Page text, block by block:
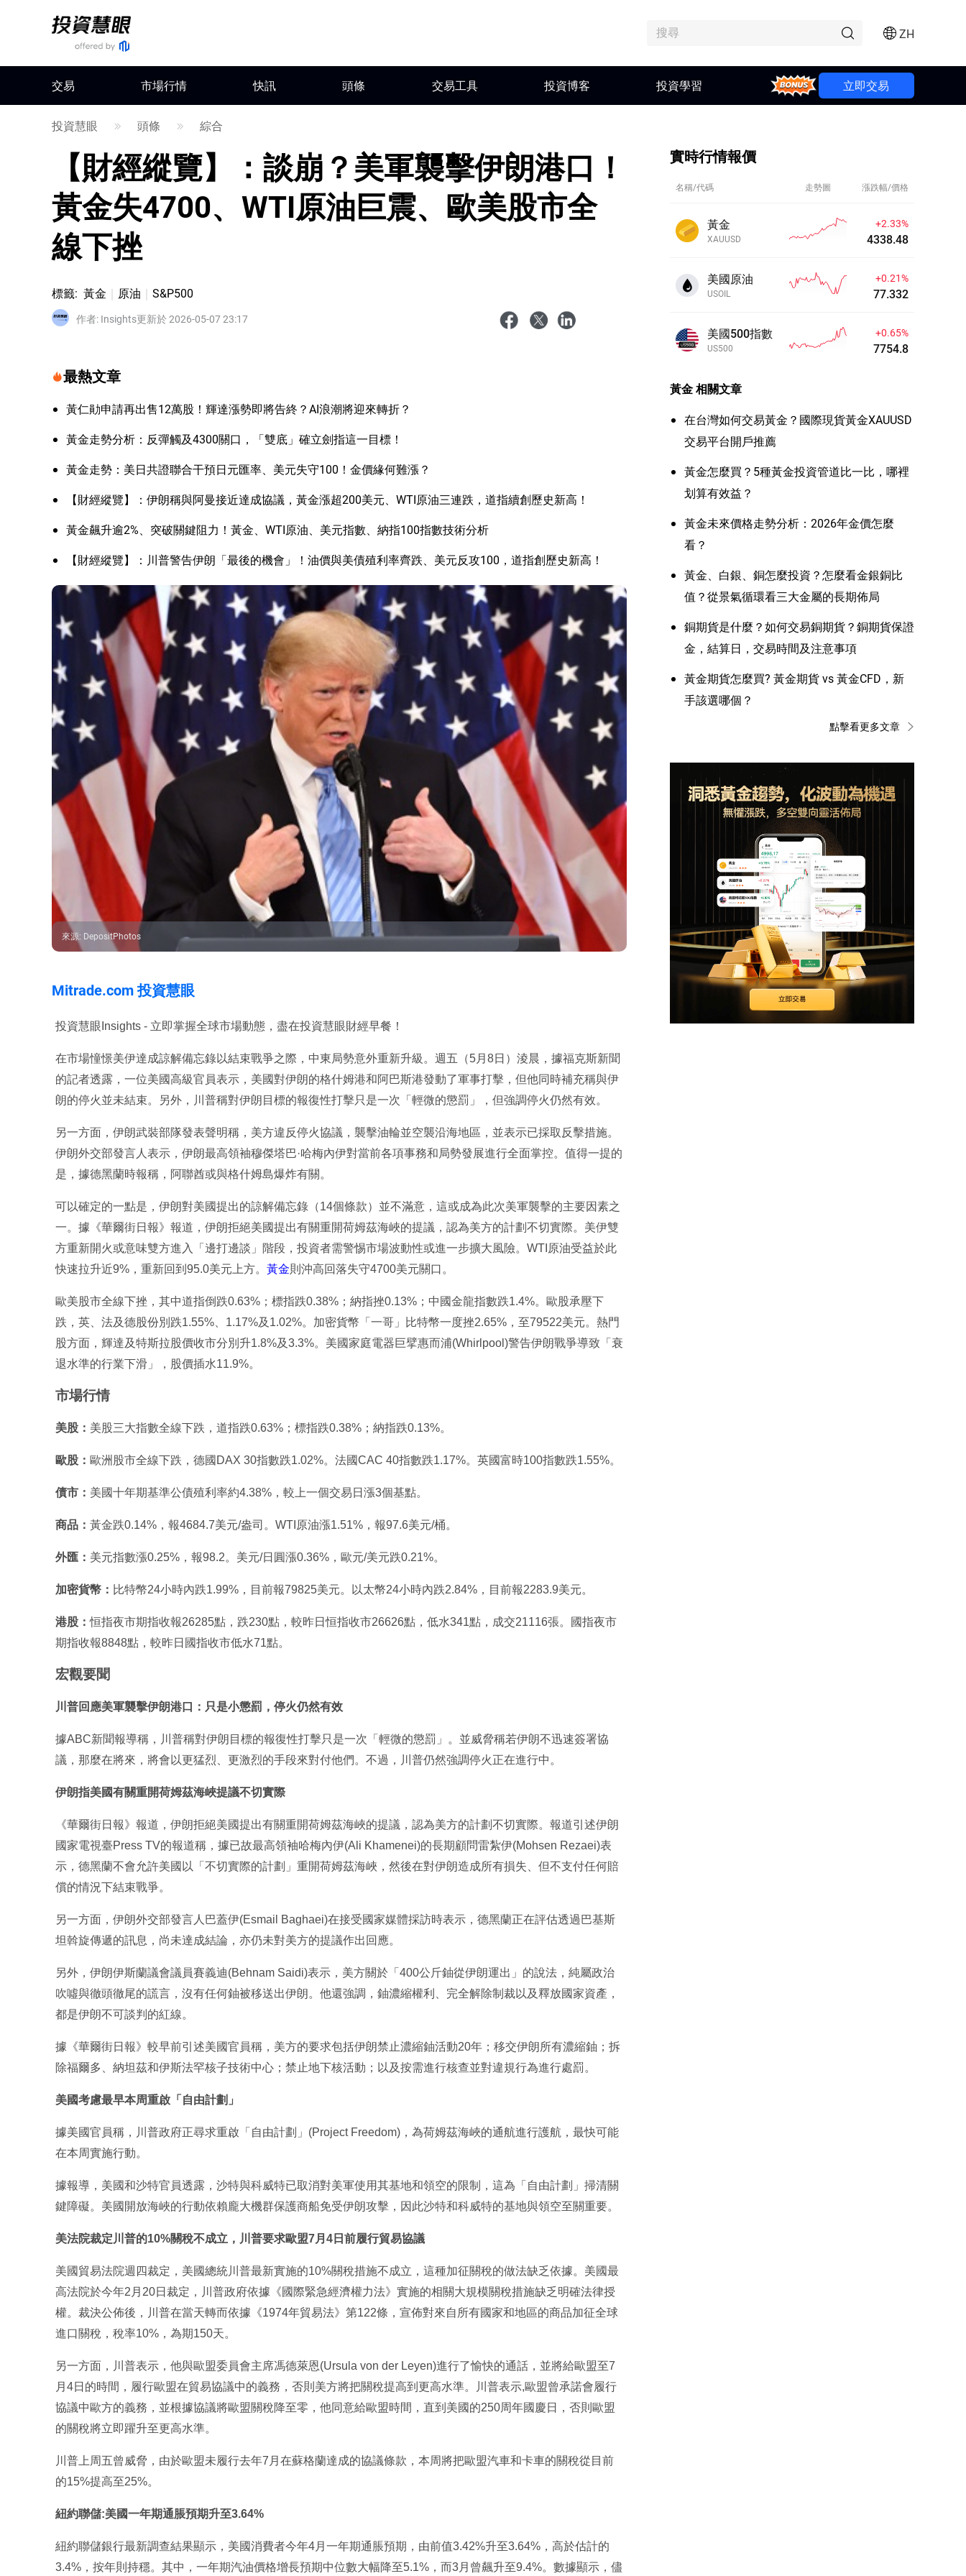
ZH
交易 市場行情 快訊 頭條 交易工具 投資博客 投資學習 Bonus 立即交易
投資慧眼 頭條 綜合
【財經縱覽】：談崩？美軍襲擊伊朗港口！
黃金失4700、WTI原油巨震、歐美股市全
線下挫
標籤: 黃金 原油 S&P500
作者: Insights更新於 2026-05-07 23:17
最熱文章
黃仁勛申請再出售12萬股！輝達漲勢即將告終？AI浪潮將迎來轉折？
黃金走勢分析：反彈觸及4300關口，「雙底」確立劍指這一目標！
黃金走勢：美日共證聯合干預日元匯率、美元失守100！金價緣何難漲？
【財經縱覽】：伊朗稱與阿曼接近達成協議，黃金漲超200美元、WTI原油三連跌，道指續創歷史新高！
黃金飆升逾2%、突破關鍵阻力！黃金、WTI原油、美元指數、納指100指數技術分析
【財經縱覽】：川普警告伊朗「最後的機會」！油價與美債殖利率齊跌、美元反攻100，道指創歷史新高！
來源: DepositPhotos
Mitrade.com 投資慧眼
投資慧眼Insights - 立即掌握全球市場動態，盡在投資慧眼財經早餐！
在市場憧憬美伊達成諒解備忘錄以結束戰爭之際，中東局勢意外重新升級。週五（5月8日）淩晨，據福克斯新聞
的記者透露，一位美國高級官員表示，美國對伊朗的格什姆港和阿巴斯港發動了軍事打擊，但他同時補充稱與伊
朗的停火並未結束。另外，川普稱對伊朗目標的報復性打擊只是一次「輕微的懲罰」，但強調停火仍然有效。
另一方面，伊朗武裝部隊發表聲明稱，美方違反停火協議，襲擊油輪並空襲沿海地區，並表示已採取反擊措施。
伊朗外交部發言人表示，伊朗最高領袖穆傑塔巴·哈梅內伊對當前各項事務和局勢發展進行全面掌控。值得一提的
是，據德黑蘭時報稱，阿聯酋或與格什姆島爆炸有關。
可以確定的一點是，伊朗對美國提出的諒解備忘錄（14個條款）並不滿意，這或成為此次美軍襲擊的主要因素之
一。據《華爾街日報》報道，伊朗拒絕美國提出有關重開荷姆茲海峽的提議，認為美方的計劃不切實際。美伊雙
方重新開火或意味雙方進入「邊打邊談」階段，投資者需警惕市場波動性或進一步擴大風險。WTI原油受益於此
快速拉升近9%，重新回到95.0美元上方。 黃金則沖高回落失守4700美元關口。
歐美股市全線下挫，其中道指倒跌0.63%；標指跌0.38%；納指挫0.13%；中國金龍指數跌1.4%。歐股承壓下
跌，英、法及德股份別跌1.55%、1.17%及1.02%。加密貨幣「一哥」比特幣一度挫2.65%，至79522美元。熱門
股方面，輝達及特斯拉股價收市分別升1.8%及3.3%。美國家庭電器巨擘惠而浦(Whirlpool)警告伊朗戰爭導致「衰
退水準的行業下滑」，股價插水11.9%。
市場行情
美股： 美股三大指數全線下跌，道指跌0.63%；標指跌0.38%；納指跌0.13%。
歐股： 歐洲股市全線下跌，德國DAX 30指數跌1.02%。法國CAC 40指數跌1.17%。英國富時100指數跌1.55%。
債市： 美國十年期基準公債殖利率約4.38%，較上一個交易日漲3個基點。
商品： 黃金跌0.14%，報4684.7美元/盎司。WTI原油漲1.51%，報97.6美元/桶。
外匯： 美元指數漲0.25%，報98.2。美元/日圓漲0.36%，歐元/美元跌0.21%。
加密貨幣： 比特幣24小時內跌1.99%，目前報79825美元。以太幣24小時內跌2.84%，目前報2283.9美元。
港股：恒指夜市期指收報26285點，跌230點，較昨日恒指收市26626點，低水341點，成交21116張。國指夜市
期指收報8848點，較昨日國指收市低水71點。
宏觀要聞
川普回應美軍襲擊伊朗港口：只是小懲罰，停火仍然有效
據ABC新聞報導稱，川普稱對伊朗目標的報復性打擊只是一次「輕微的懲罰」。並威脅稱若伊朗不迅速簽署協
議，那麼在將來，將會以更猛烈、更激烈的手段來對付他們。不過，川普仍然強調停火正在進行中。
伊朗指美國有關重開荷姆茲海峽提議不切實際
《華爾街日報》報道，伊朗拒絕美國提出有關重開荷姆茲海峽的提議，認為美方的計劃不切實際。報道引述伊朗
國家電視臺Press TV的報道稱，據已故最高領袖哈梅內伊(Ali Khamenei)的長期顧問雷紮伊(Mohsen Rezaei)表
示，德黑蘭不會允許美國以「不切實際的計劃」重開荷姆茲海峽，然後在對伊朗造成所有損失、但不支付任何賠
償的情況下結束戰爭。
另一方面，伊朗外交部發言人巴蓋伊(Esmail Baghaei)在接受國家媒體採訪時表示，德黑蘭正在評估透過巴基斯
坦斡旋傳遞的訊息，尚未達成結論，亦仍未對美方的提議作出回應。
另外，伊朗伊斯蘭議會議員賽義迪(Behnam Saidi)表示，美方關於「400公斤鈾從伊朗運出」的說法，純屬政治
吹噓與徹頭徹尾的謊言，沒有任何鈾被移送出伊朗。他還強調，鈾濃縮權利、完全解除制裁以及釋放國家資產，
都是伊朗不可談判的紅線。
據《華爾街日報》較早前引述美國官員稱，美方的要求包括伊朗禁止濃縮鈾活動20年；移交伊朗所有濃縮鈾；拆
除福爾多、納坦茲和伊斯法罕核子技術中心；禁止地下核活動；以及按需進行核查並對違規行為進行處罰。
美國考慮最早本周重啟「自由計劃」
據美國官員稱，川普政府正尋求重啟「自由計劃」(Project Freedom)，為荷姆茲海峽的通航進行護航，最快可能
在本周實施行動。
據報導，美國和沙特官員透露，沙特與科威特已取消對美軍使用其基地和領空的限制，這為「自由計劃」掃清關
鍵障礙。美國開放海峽的行動依賴龐大機群保護商船免受伊朗攻擊，因此沙特和科威特的基地與領空至關重要。
美法院裁定川普的10%關稅不成立，川普要求歐盟7月4日前履行貿易協議
美國貿易法院週四裁定，美國總統川普最新實施的10%關稅措施不成立，這種加征關稅的做法缺乏依據。美國最
高法院於今年2月20日裁定，川普政府依據《國際緊急經濟權力法》實施的相關大規模關稅措施缺乏明確法律授
權。裁決公佈後，川普在當天轉而依據《1974年貿易法》第122條，宣佈對來自所有國家和地區的商品加征全球
進口關稅，稅率10%，為期150天。
另一方面，川普表示，他與歐盟委員會主席馮德萊恩(Ursula von der Leyen)進行了愉快的通話，並將給歐盟至7
月4日的時間，履行歐盟在貿易協議中的義務，否則美方將把關稅提高到更高水準。川普表示,歐盟曾承諾會履行
協議中歐方的義務，並根據協議將歐盟關稅降至零，他同意給歐盟時間，直到美國的250周年國慶日，否則歐盟
的關稅將立即躍升至更高水準。
川普上周五曾威脅，由於歐盟未履行去年7月在蘇格蘭達成的協議條款，本周將把歐盟汽車和卡車的關稅從目前
的15%提高至25%。
紐約聯儲:美國一年期通脹預期升至3.64%
紐約聯儲銀行最新調查結果顯示，美國消費者今年4月一年期通脹預期，由前值3.42%升至3.64%，高於估計的
3.4%，按年則持穩。其中，一年期汽油價格增長預期中位數大幅降至5.1%，而3月曾飆升至9.4%。數據顯示，儘
實時行情報價
名稱/代碼 走勢圖 漲跌幅/價格
黃金
XAUUSD
+2.33%
4338.49
美國原油
USOIL
+0.20%
77.325
美國500指數
US500
+0.65%
7754.8
黃金相關文章
在台灣如何交易黃金？國際現貨黃金XAUUSD
交易平台開戶推薦
黃金怎麼買？5種黃金投資管道比一比，哪裡
划算有效益？
黃金未來價格走勢分析：2026年金價怎麼
看？
黃金、白銀、銅怎麼投資？怎麼看金銀銅比
值？從景氣循環看三大金屬的長期佈局
銅期貨是什麼？如何交易銅期貨？銅期貨保證
金，結算日，交易時間及注意事項
黃金期貨怎麼買? 黃金期貨 vs 黃金CFD，新
手該選哪個？
點擊看更多文章